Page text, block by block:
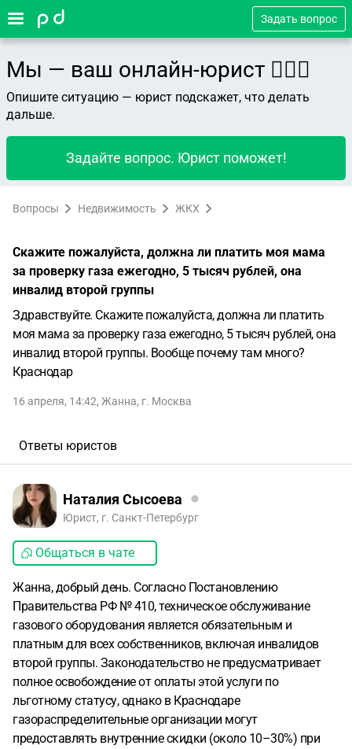
Задать вопрос
Мы — ваш онлайн-юрист 👨🏻‍⚖️
Опишите ситуацию — юрист подскажет, что делать
дальше.
Задайте вопрос. Юрист поможет!
Вопросы Недвижимость ЖКХ
Скажите пожалуйста, должна ли платить моя мама
за проверку газа ежегодно, 5 тысяч рублей, она
инвалид второй группы
Здравствуйте. Скажите пожалуйста, должна ли платить
моя мама за проверку газа ежегодно, 5 тысяч рублей, она
инвалид второй группы. Вообще почему там много?
Краснодар
16 апреля, 14:42, Жанна, г. Москва
Ответы юристов
Наталия Сысоева
Юрист, г. Санкт-Петербург
Общаться в чате
Жанна, добрый день. Согласно Постановлению
Правительства РФ № 410, техническое обслуживание
газового оборудования является обязательным и
платным для всех собственников, включая инвалидов
второй группы. Законодательство не предусматривает
полное освобождение от оплаты этой услуги по
льготному статусу, однако в Краснодаре
газораспределительные организации могут
предоставлять внутренние скидки (около 10–30%) при